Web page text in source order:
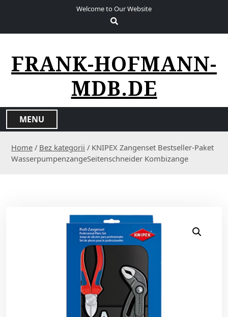
Welcome to Our Website
FRANK-HOFMANN-
MDB.DE
MENU
Home / Bez kategorii / KNIPEX Zangenset Bestseller-Paket
WasserpumpenzangeSeitenschneider Kombizange